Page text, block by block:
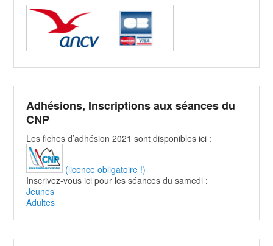
Adhésions, Inscriptions aux séances du
CNP
Les fiches d’adhésion 2021 sont disponibles ici :
(licence obligatoire !)
Inscrivez-vous ici pour les séances du samedi :
Jeunes
Adultes